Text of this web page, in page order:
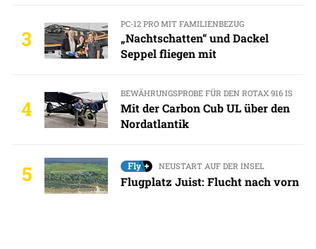
3
PC-12 PRO MIT FAMILIENBEZUG
„Nachtschatten“ und Dackel
Seppel fliegen mit
4
BEWÄHRUNGSPROBE FÜR DEN ROTAX 916 IS
Mit der Carbon Cub UL über den
Nordatlantik
5 NEUSTART AUF DER INSEL
Flugplatz Juist: Flucht nach vorn